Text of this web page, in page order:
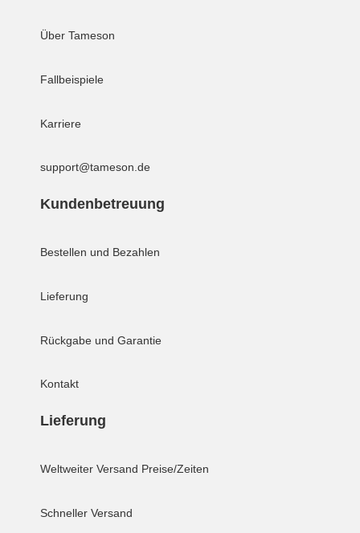
Über Tameson
Fallbeispiele
Karriere
support@tameson.de
Kundenbetreuung
Bestellen und Bezahlen
Lieferung
Rückgabe und Garantie
Kontakt
Lieferung
Weltweiter Versand Preise/Zeiten
Schneller Versand